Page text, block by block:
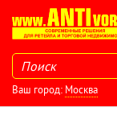
Ваш город: Москва